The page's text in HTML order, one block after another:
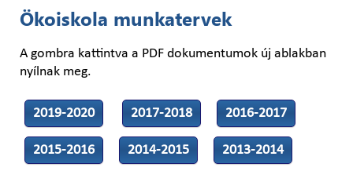
Ökoiskola munkatervek
A gombra kattintva a PDF dokumentumok új ablakban
nyílnak meg.
2019-2020 2017-2018 2016-2017
2015-2016 2014-2015 2013-2014